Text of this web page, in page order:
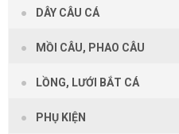
DÂY CÂU CÁ
MỒI CÂU, PHAO CÂU
LỒNG, LƯỚI BẮT CÁ
PHỤ KIỆN